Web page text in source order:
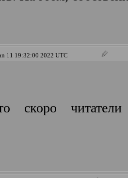
11 19:32:00 2022 UTC
скоро